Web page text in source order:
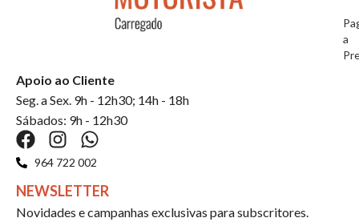
a
Apoio ao Cliente
Seg. a Sex. 9h - 12h30; 14h - 18h
Sábados: 9h - 12h30
964 722 002
NEWSLETTER
Novidades e campanhas exclusivas para subscritores.